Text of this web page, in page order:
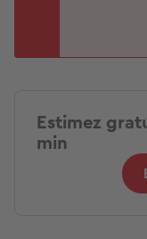
Estimez
min